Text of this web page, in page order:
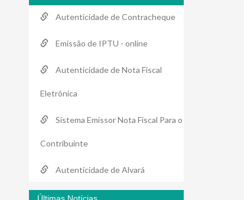
Autenticidade de Contracheque
Emissão de IPTU - online
Autenticidade de Nota Fiscal
Eletrônica
Sistema Emissor Nota Fiscal Para o
Contribuinte
Autenticidade de Alvará